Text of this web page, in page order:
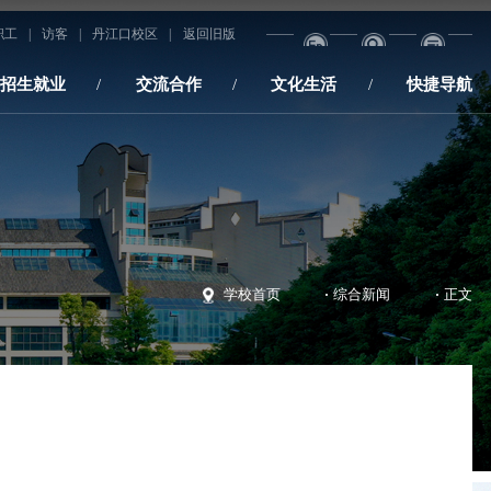
工 访客 丹江口校区 返回旧版
招生就业 交流合作 文化生活 快捷导航
学校首页 · 综合新闻 · 正文